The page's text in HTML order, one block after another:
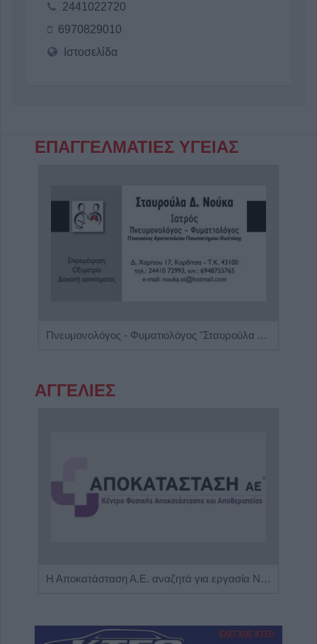
2441022720
6970829010
Ιστοσελίδα
ΕΠΑΓΓΕΛΜΑΤΙΕΣ ΥΓΕΙΑΣ
Πνευμονολόγος - Φυματιολόγος "Σταυρούλα Δ. Νούκα"
ΑΓΓΕΛΙΕΣ
Η Αποκατάσταση Α.Ε. αναζητά για εργασία Νοσηλευτές και Βοηθούς Νοσηλευτές